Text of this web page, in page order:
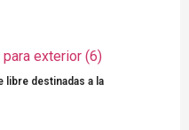
libre destinadas a la